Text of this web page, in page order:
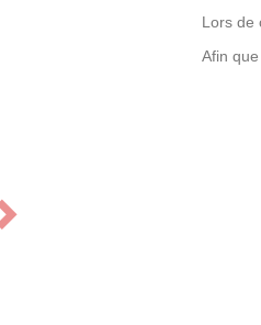
Lors de
Afin que